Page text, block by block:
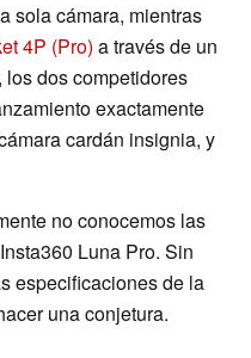
sola cámara, mientras
4P (Pro) a través de un
dos competidores
exactamente
cardán insignia, y
no conocemos las
Luna Pro. Sin
especificaciones de la
una conjetura.